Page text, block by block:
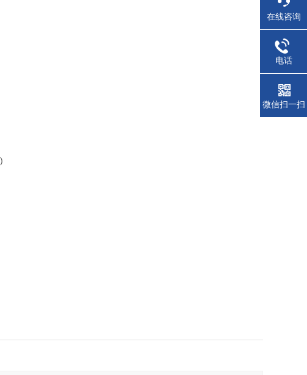
)
在线咨询
电话
微信扫一扫